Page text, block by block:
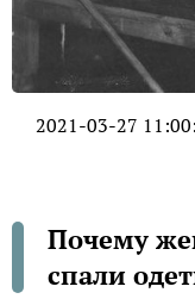
2021-03-27
Почему
спали